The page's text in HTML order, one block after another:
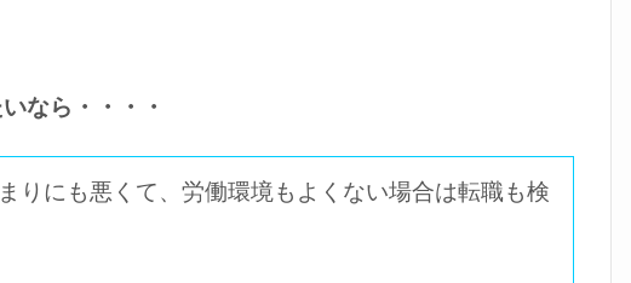
なら・・・・
りにも悪くて、労働環境もよくない場合は転職も検